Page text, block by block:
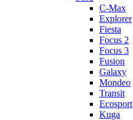
C-Max
Explorer
Fiesta
Focus 2
Focus 3
Fusion
Galaxy
Mondeo
Transit
Ecosport
Kuga